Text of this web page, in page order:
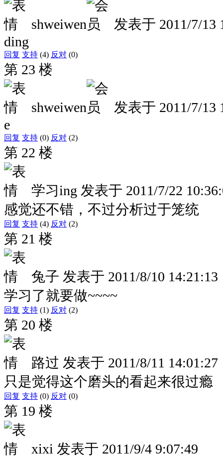
shweiwen 发表于 2011/7/13
ding
回复 支持 (4) 反对 (0)
第 23 楼
shweiwen 发表于 2011/7/13
e
回复 支持 (0) 反对 (2)
第 22 楼
学习ing 发表于 2011/7/22
感觉还不错，不过分析过于笼统
回复 支持 (4) 反对 (2)
第 21 楼
兔子 发表于 2011/8/10 14:21:13
学习了就要做~~~~
回复 支持 (1) 反对 (2)
第 20 楼
路过 发表于 2011/8/11 14:01:27
只是觉得这个磨头的看起来很过瘾
回复 支持 (0) 反对 (0)
第 19 楼
xixi 发表于 2011/9/4 9:07:49